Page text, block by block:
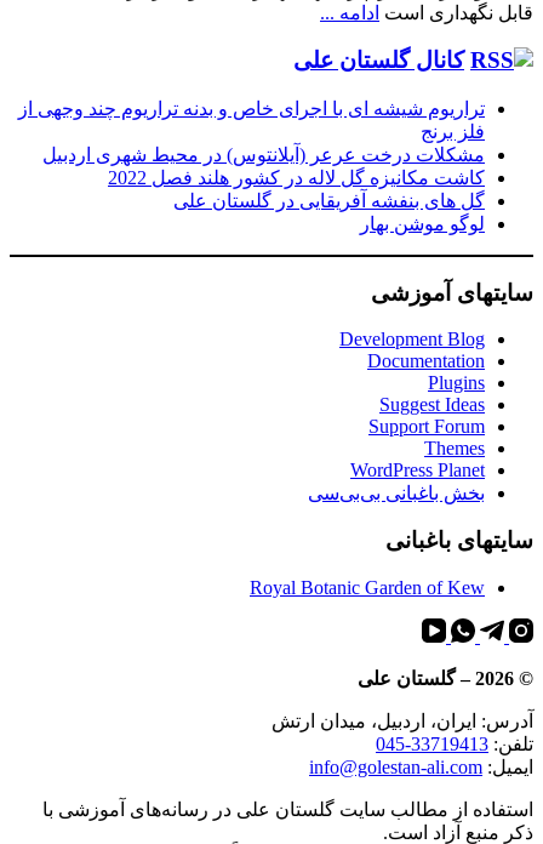
قابل نگهداری است ادامه ...
کانال گلستان علی
تراریوم شیشه ای با اجرای خاص و بدنه تراریوم چند وجهی از
فلز برنج
مشکلات درخت عرعر (آیلانتوس) در محیط شهری اردبیل
کاشت مکانیزه گل لاله در کشور هلند فصل 2022
گل های بنفشه آفریقایی در گلستان علی
لوگو موشن بهار
سایتهای آموزشی
Development Blog
Documentation
Plugins
Suggest Ideas
Support Forum
Themes
WordPress Planet
بخش باغبانی بی‌بی‌سی
سایتهای باغبانی
Royal Botanic Garden of Kew
©
2026– گلستان علی
آدرس: ایران، اردبیل، میدان ارتش
تلفن: 045-33719413
ایمیل: info@golestan-ali.com
استفاده از مطالب سایت گلستان علی در رسانه‌های آموزشی با
ذکر منبع آزاد است.